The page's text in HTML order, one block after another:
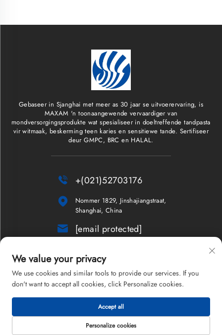
Gebaseer in Sjanghai met meer as 30 jaar se uitvoerervaring, is
MAXAM 'n toonaangewende vervaardiger van
mondversorgingsprodukte wat spesialiseer in doeltreffende tandpasta
vir witmaak, beskerming teen karies en sensitiewe tande. Sertifiseer
deur GMPC, BRC en HALAL.
 +(021)52703176

Nommer 1829, Jinshajiangstraat,
Shanghai, China
 [email protected]
Nuusbrief
Kopiereg © 2026 Shanghai Maxam Company Limited. Alle regte
voorbehou.
Privatheidbeleid
We value your privacy
We use cookies and similar tools to provide our services. If you
don't want to accept all cookies, click Personalize cookies.
Personalize cookies
Accept all